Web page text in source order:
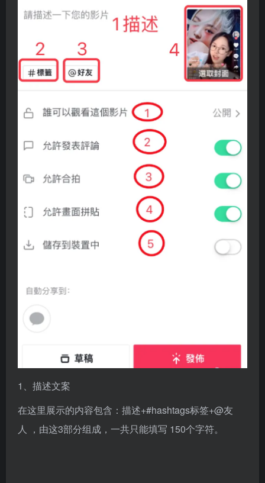
1、描述文案
在这里展示的内容包含：描述+#hashtags标签+@友
人 ，由这3部分组成，一共只能填写 150个字符。